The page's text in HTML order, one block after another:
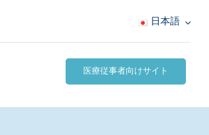
日本語
医療従事者向けサイト